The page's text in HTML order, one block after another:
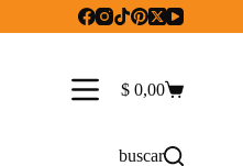
Carro
$ 0,00
buscar